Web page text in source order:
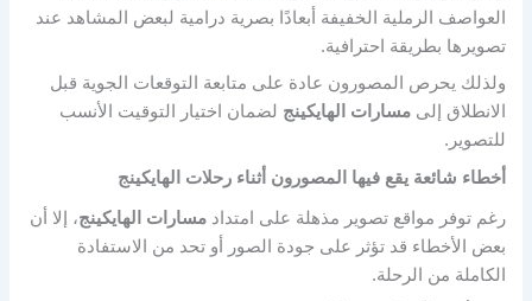
العواصف الرملية الخفيفة أبعادًا بصرية درامية لبعض المشاهد عند
تصويرها بطريقة احترافية.
ولذلك يحرص المصورون عادة على متابعة التوقعات الجوية قبل
الانطلاق إلىمسارات الهايكينج لضمان اختيار التوقيت الأنسب
للتصوير.
أخطاء شائعة يقع فيها المصورون أثناء رحلات الهايكينج
رغم توفر مواقع تصوير مذهلة على امتدادمسارات الهايكينج، إلا أن
بعض الأخطاء قد تؤثر على جودة الصور أو تحد من الاستفادة
الكاملة من الرحلة.